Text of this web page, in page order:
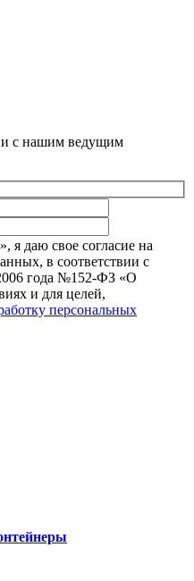
с нашим ведущим
я даю свое согласие на
в соответствии с
года №152-ФЗ «О
и для целей,
персональных